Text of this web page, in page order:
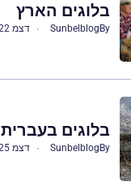
בלוגים הארץ
By
Sunbelblog דצמ 22, 2014
בלוגים בעברית
By
Sunbelblog דצמ 25, 2014